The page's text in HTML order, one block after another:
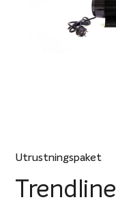
Utrustningspaket
Trendline